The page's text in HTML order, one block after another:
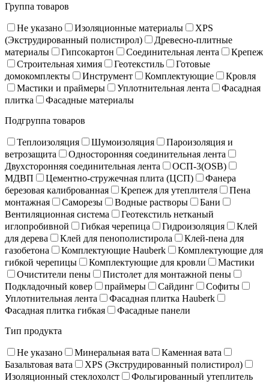
Группа товаров
Не указано Изоляционные материалы
XPS
(Экструдированный полистирол)
Древесно-плитные
материалы
Гипсокартон Соединительная лента
Крепеж
Строительная химия
Геотекстиль
Готовые
домокомплекты
Инструмент Комплектующие
Кровля
Мастики и праймеры
Уплотнительная лента
Фасадная
плитка
Фасадные материалы
Подгруппа товаров
Теплоизоляция Шумоизоляция
Пароизоляция и
ветрозащита
Односторонняя соединительная лента
Двухсторонняя соединительная лента
ОСП-3(OSB)
МДВП
Цементно-стружечная плита (ЦСП)
Фанера
березовая калиброванная
Крепеж для утеплителя
Пена
монтажная
Саморезы Водные растворы
Бани
Вентиляционная система
Геотекстиль нетканый
иглопробивной
Гибкая черепица Гидроизоляция
Клей
для дерева
Клей для пенополистирола
Клей-пена для
газобетона
Комплектующие Hauberk
Комплектующие для
гибкой черепицы
Комплектующие для кровли
Мастики
Очистители пены
Пистолет для монтажной пены
Подкладочный ковер
праймеры Сайдинг
Софиты
Уплотнительная лента
Фасадная плитка Hauberk
Фасадная плитка гибкая
Фасадные панели
Тип продукта
Не указано Минеральная вата
Каменная вата
Базальтовая вата
XPS (Экструдированный полистирол)
Изоляционный стеклохолст
Фольгированный утеплитель